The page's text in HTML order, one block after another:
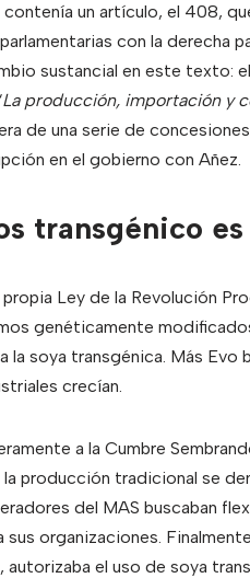
un artículo, el 408,
con la derecha
sustancial en este
La producción, importación y
de una serie de
en el gobierno con Añez.
transgénico
propia Ley de la Revolución
genéticamente
la soya transgénica. Más
crecían.
a la Cumbre
producción tradicional se
del MAS buscaban
sus organizaciones.
autorizaba el uso de soya